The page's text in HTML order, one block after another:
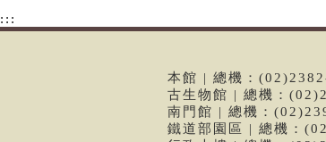
:::
本館 | 總機：
古生物館 | 總機：
南門館 | 總機：
鐵道部園區 | 總機：